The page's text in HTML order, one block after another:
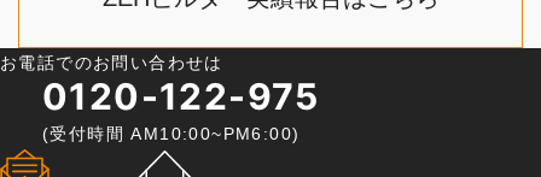
お電話でのお問い合わせは
0120-122-975
(受付時間 AM10:00~PM6:00)